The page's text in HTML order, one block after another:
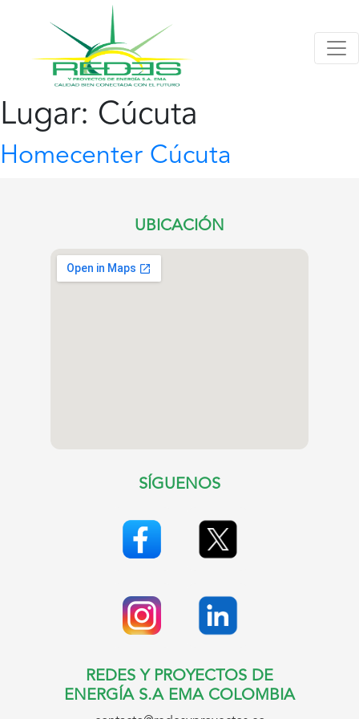
Lugar: Cúcuta
Homecenter Cúcuta
UBICACIÓN
SÍGUENOS
REDES Y PROYECTOS DE
ENERGÍA S.A EMA COLOMBIA